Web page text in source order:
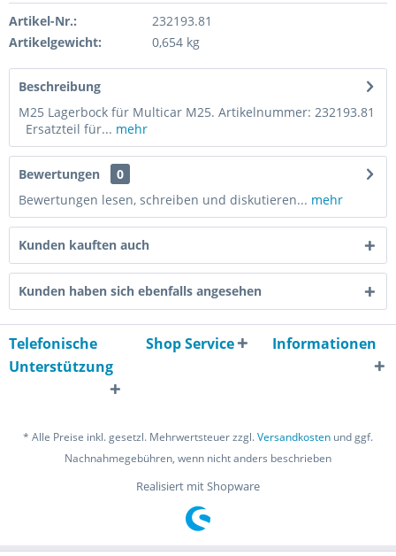
Artikel-Nr.:
232193.81
Artikelgewicht:
0,654 kg
Beschreibung
M25 Lagerbock für Multicar M25. Artikelnummer: 232193.81
Ersatzteil für... mehr
Bewertungen
0
Bewertungen lesen, schreiben und diskutieren... mehr
Kunden kauften auch
Kunden haben sich ebenfalls angesehen
Telefonische
Unterstützung
Shop Service Informationen
* Alle Preise inkl. gesetzl. Mehrwertsteuer zzgl.Versandkosten und ggf.
Nachnahmegebühren, wenn nicht anders beschrieben
Realisiert mit Shopware